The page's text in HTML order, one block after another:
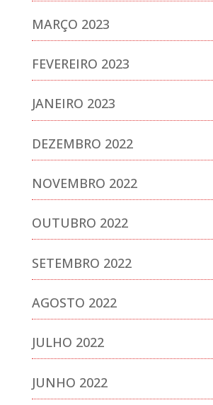
MARÇO 2023
FEVEREIRO 2023
JANEIRO 2023
DEZEMBRO 2022
NOVEMBRO 2022
OUTUBRO 2022
SETEMBRO 2022
AGOSTO 2022
JULHO 2022
JUNHO 2022